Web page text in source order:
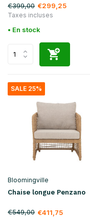
€399,00 €299,25
Taxes incluses
• En stock
SALE 25%
Bloomingville
Chaise longue Penzano
€549,00 €411,75